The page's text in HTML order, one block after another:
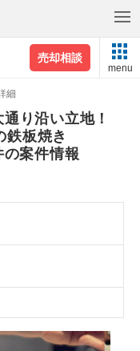
売却相談
menu
細
り沿い立地！
鉄板焼き
案件情報